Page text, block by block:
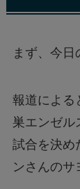
まず、今日
報道による
巣エンゼル
試合を決め
ンさんのサ